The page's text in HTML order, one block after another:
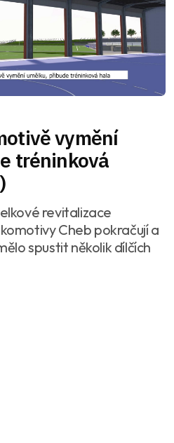
vymění
tréninková
revitalizace
Cheb pokračují a
spustit několik dílčích